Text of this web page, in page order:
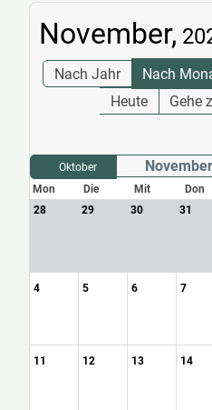
November,
Nach Jahr Nach
Heute
Gehe
Oktober
Mon
Die Mit Don
28
29 30 31
4 5 6 7
11 12 13 14